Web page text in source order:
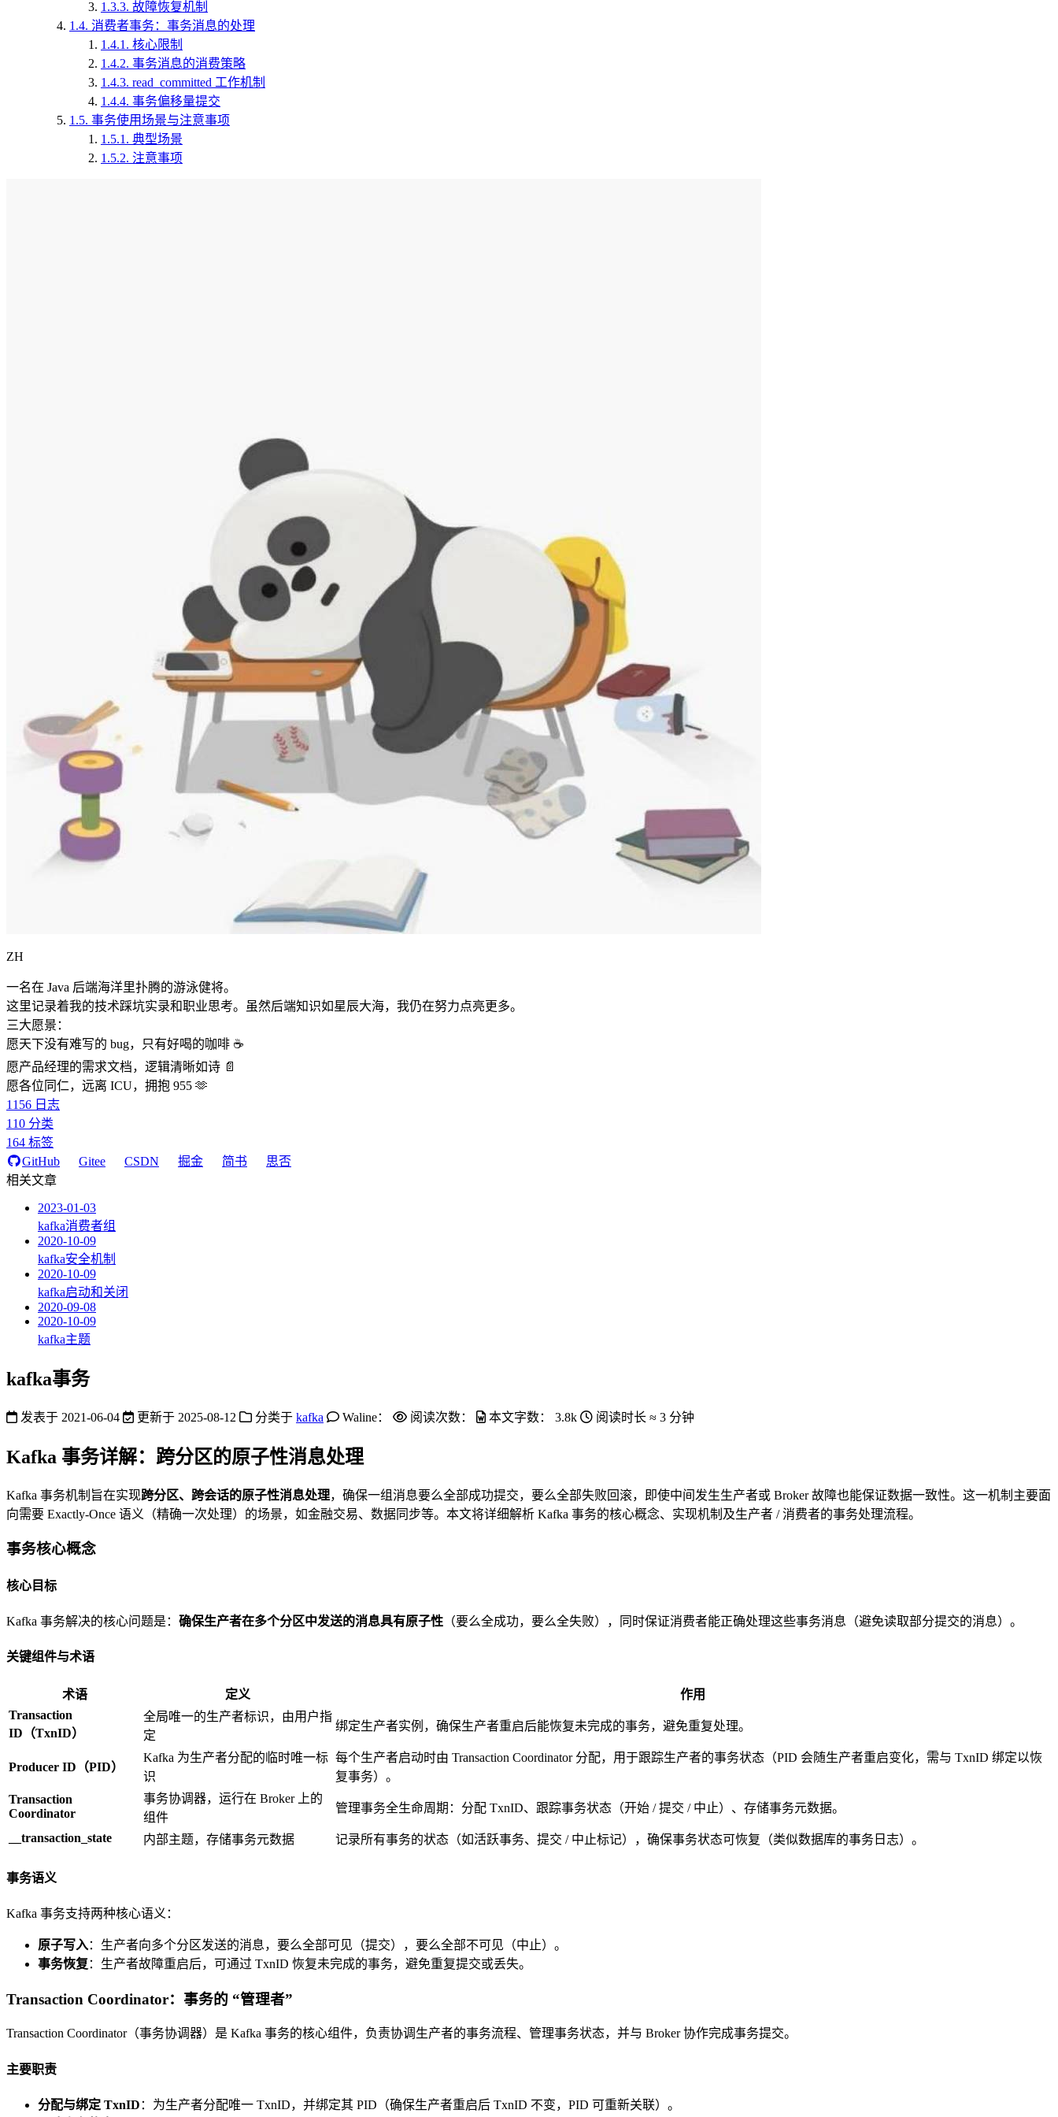
1.3.3. 故障恢复机制
1.4. 消费者事务：事务消息的处理
1.4.1. 核心限制
1.4.2. 事务消息的消费策略
1.4.3. read_committed 工作机制
1.4.4. 事务偏移量提交
1.5. 事务使用场景与注意事项
1.5.1. 典型场景
1.5.2. 注意事项
ZH
一名在 Java 后端海洋里扑腾的游泳健将。
这里记录着我的技术踩坑实录和职业思考。虽然后端知识如星辰大海，我仍在努力点亮更多。
三大愿景：
愿天下没有难写的 bug，只有好喝的咖啡 ☕️
愿产品经理的需求文档，逻辑清晰如诗 📄
愿各位同仁，远离 ICU，拥抱 955 🫶
1156 日志
110 分类
164 标签
GitHub
Gitee CSDN 掘金 简书
思否
相关文章
2023-01-03
kafka消费者组
2020-10-09
kafka安全机制
2020-10-09
kafka启动和关闭
2020-09-08
2020-10-09
kafka主题
kafka事务
发表于 2021-06-04 更新于 2025-08-12 分类于 kafka Waline： 阅读次数： 本文字数： 3.8k 阅读时长 ≈ 3 分钟
Kafka 事务详解：跨分区的原子性消息处理
Kafka 事务机制旨在实现跨分区、跨会话的原子性消息处理，确保一组消息要么全部成功提交，要么全部失败回滚，即使中间发生生产者或 Broker 故障也能保证数据一致性。这一机制主要面
向需要 Exactly-Once 语义（精确一次处理）的场景，如金融交易、数据同步等。本文将详细解析 Kafka 事务的核心概念、实现机制及生产者 / 消费者的事务处理流程。
事务核心概念
核心目标
Kafka 事务解决的核心问题是： 确保生产者在多个分区中发送的消息具有原子性 （要么全成功，要么全失败），同时保证消费者能正确处理这些事务消息（避免读取部分提交的消息）。
关键组件与术语
术语 定义
作用
Transaction
ID（TxnID）
全局唯一的生产者标识，由用户指
定
绑定生产者实例，确保生产者重启后能恢复未完成的事务，避免重复处理。
Producer ID（PID）
Kafka 为生产者分配的临时唯一标
识
每个生产者启动时由 Transaction Coordinator 分配，用于跟踪生产者的事务状态（PID 会随生产者重启变化，需与 TxnID 绑定以恢
复事务）。
Transaction
Coordinator
事务协调器，运行在 Broker 上的
组件
管理事务全生命周期：分配 TxnID、跟踪事务状态（开始 / 提交 / 中止）、存储事务元数据。
__transaction_state 内部主题，存储事务元数据 记录所有事务的状态（如活跃事务、提交 / 中止标记），确保事务状态可恢复（类似数据库的事务日志）。
事务语义
Kafka 事务支持两种核心语义：
原子写入：生产者向多个分区发送的消息，要么全部可见（提交），要么全部不可见（中止）。
事务恢复 ：生产者故障重启后，可通过 TxnID 恢复未完成的事务，避免重复提交或丢失。
Transaction Coordinator：事务的 “管理者”
Transaction Coordinator（事务协调器）是 Kafka 事务的核心组件，负责协调生产者的事务流程、管理事务状态，并与 Broker 协作完成事务提交。
主要职责
分配与绑定 TxnID ：为生产者分配唯一 TxnID，并绑定其 PID（确保生产者重启后 TxnID 不变，PID 可重新关联）。